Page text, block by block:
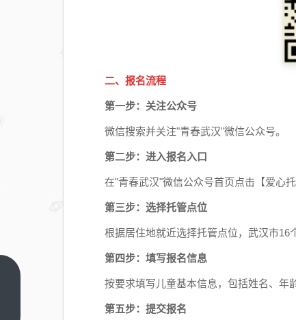
二、报名流程
第一步：关注公众号
微信搜索并关注"青春武汉"微信公众号。
第二步：进入报名入口
在"青春武汉"微信公众号首页点击【爱心托
第三步：选择托管点位
根据居住地就近选择托管点位，武汉市16个
第四步：填写报名信息
按要求填写儿童基本信息，包括姓名、年龄
第五步：提交报名